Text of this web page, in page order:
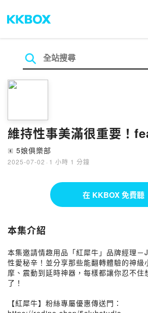
維持性事美滿很重要！
🄴 5娘俱樂部
2025-07-02 · 1 小時 1 分鐘
在 KKBOX 免費聽
本集介紹
本集邀請情趣用品「紅犀牛」品牌經理
性愛秘辛！並分享那些能翻轉體驗的神級
摩、震動到延時神器，每樣都讓你忍不住
了！
【紅犀牛】粉絲專屬優惠傳送門：